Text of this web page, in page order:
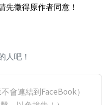
先徵得原作者同意！
人吧！
不會連結到FaceBook）